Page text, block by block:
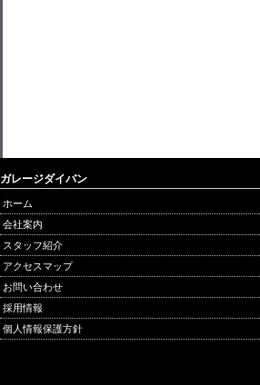
ガレージダイバン
ホーム
会社案内
スタッフ紹介
アクセスマップ
お問い合わせ
採用情報
個人情報保護方針